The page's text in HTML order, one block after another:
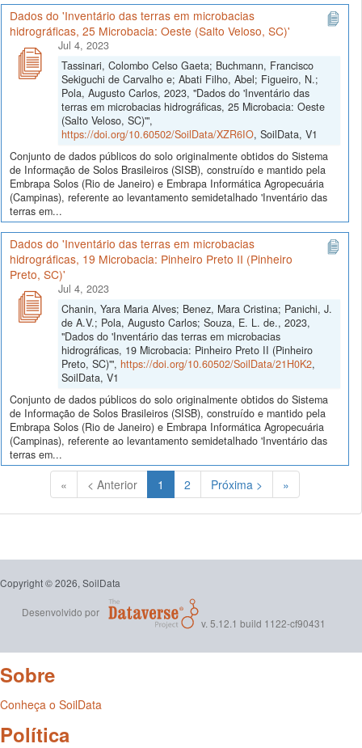
Dados do 'Inventário das terras em microbacias
hidrográficas, 25 Microbacia: Oeste (Salto Veloso, SC)'
Jul 4, 2023
Tassinari, Colombo Celso Gaeta; Buchmann, Francisco
Sekiguchi de Carvalho e; Abati Filho, Abel; Figueiro, N.;
Pola, Augusto Carlos, 2023, "Dados do 'Inventário das
terras em microbacias hidrográficas, 25 Microbacia: Oeste
(Salto Veloso, SC)'",
https://doi.org/10.60502/SoilData/XZR6IO, SoilData, V1
Conjunto de dados públicos do solo originalmente obtidos do Sistema
de Informação de Solos Brasileiros (SISB), construído e mantido pela
Embrapa Solos (Rio de Janeiro) e Embrapa Informática Agropecuária
(Campinas), referente ao levantamento semidetalhado 'Inventário das
terras em...
Dados do 'Inventário das terras em microbacias
hidrográficas, 19 Microbacia: Pinheiro Preto II (Pinheiro
Preto, SC)'
Jul 4, 2023
Chanin, Yara Maria Alves; Benez, Mara Cristina; Panichi, J.
de A.V.; Pola, Augusto Carlos; Souza, E. L. de., 2023,
"Dados do 'Inventário das terras em microbacias
hidrográficas, 19 Microbacia: Pinheiro Preto II (Pinheiro
Preto, SC)'", https://doi.org/10.60502/SoilData/21H0K2,
SoilData, V1
Conjunto de dados públicos do solo originalmente obtidos do Sistema
de Informação de Solos Brasileiros (SISB), construído e mantido pela
Embrapa Solos (Rio de Janeiro) e Embrapa Informática Agropecuária
(Campinas), referente ao levantamento semidetalhado 'Inventário das
terras em...
« < Anterior 1 (Atual)
2 Próxima > »
Copyright © 2026, SoilData
Desenvolvido por
v. 5.12.1 build 1122-cf90431
Sobre
Conheça o SoilData
Política